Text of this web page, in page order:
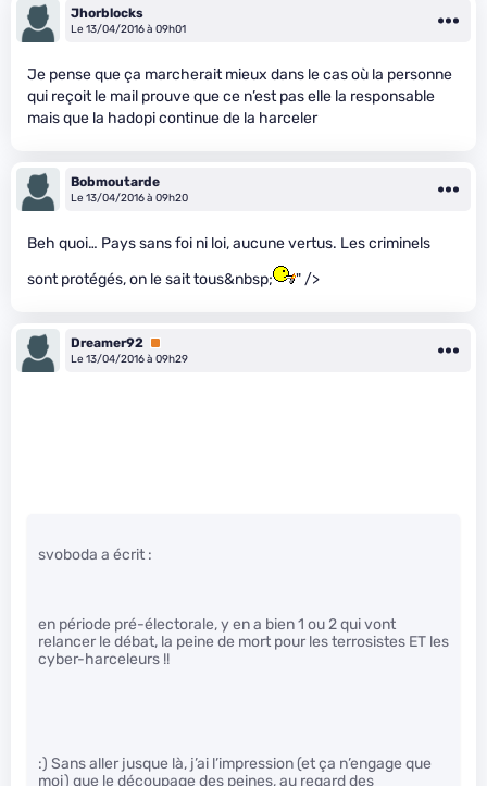
Jhorblocks
Le 13/04/2016 à 09h01
Je pense que ça marcherait mieux dans le cas où la personne
qui reçoit le mail prouve que ce n’est pas elle la responsable
mais que la hadopi continue de la harceler
Bobmoutarde
Le 13/04/2016 à 09h20
Beh quoi… Pays sans foi ni loi, aucune vertus. Les criminels
sont protégés, on le sait tous&nbsp;
" />
Dreamer92 Premium
Le 13/04/2016 à 09h29
svoboda a écrit :
en période pré-électorale, y en a bien 1 ou 2 qui vont
relancer le débat, la peine de mort pour les terrosistes ET les
cyber-harceleurs !!
:) Sans aller jusque là, j’ai l’impression (et ça n’engage que
moi) que le découpage des peines, au regard des